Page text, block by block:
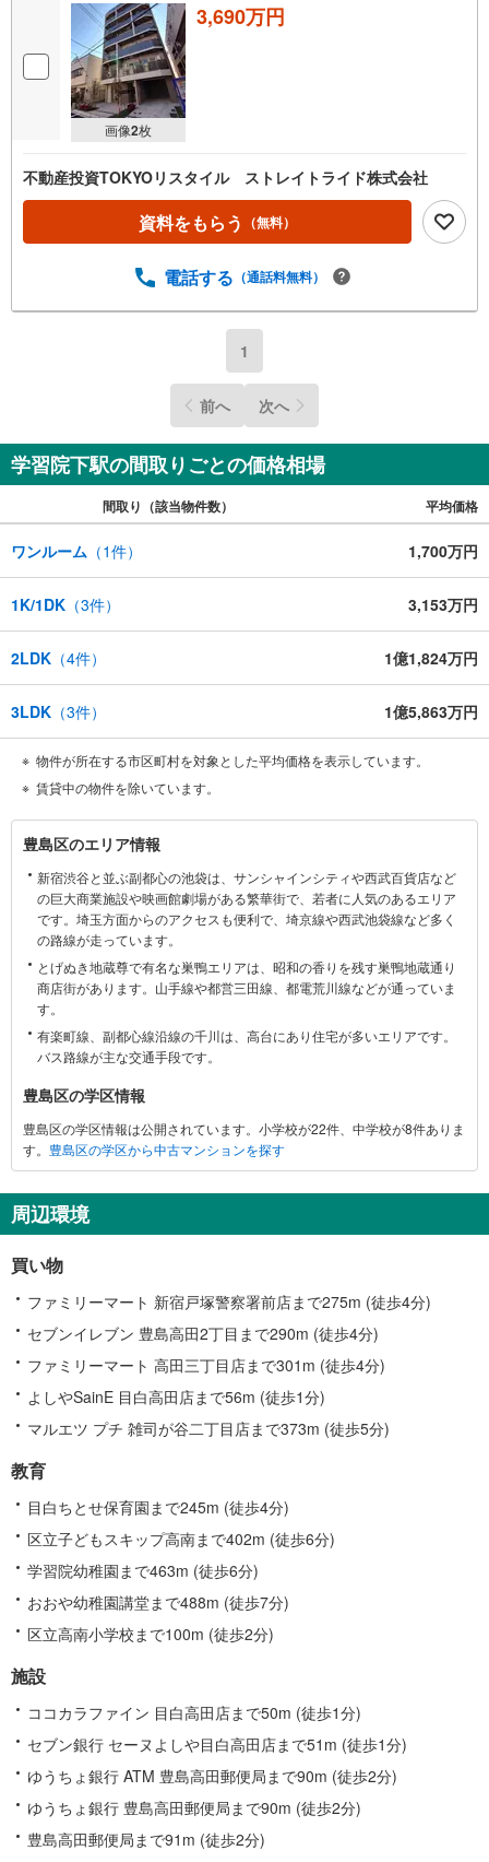
画像2枚
3,690万円
不動産投資TOKYOリスタイル ストレイトライド株式会社
資料をもらう （無料）
電話する （通話料無料）
1
前へ 次へ
学習院下駅の間取りごとの価格相場
間取り（該当物件数） 平均価格
ワンルーム （1件） 1,700万円
1K/1DK （3件） 3,153万円
2LDK （4件） 1億1,824万円
3LDK （3件） 1億5,863万円
物件が所在する市区町村を対象とした平均価格を表示しています。
賃貸中の物件を除いています。
豊
島
区
に
情
豊島区のエリア情報
新宿渋谷と並ぶ副都心の池袋は、サンシャインシティや西武百貨店など
の巨大商業施設や映画館劇場がある繁華街で、若者に人気のあるエリア
です。埼玉方面からのアクセスも便利で、埼京線や西武池袋線など多く
の路線が走っています。
とげぬき地蔵尊で有名な巣鴨エリアは、昭和の香りを残す巣鴨地蔵通り
商店街があります。山手線や都営三田線、都電荒川線などが通っていま
す。
有楽町線、副都心線沿線の千川は、高台にあり住宅が多いエリアです。
バス路線が主な交通手段です。
豊島区の学区情報
豊島区の学区情報は公開されています。小学校が22件、中学校が8件ありま
す。 豊島区の学区から中古マンションを探す
周辺環境
買い物
ファミリーマート 新宿戸塚警察署前店まで275m (徒歩4分)
セブンイレブン 豊島高田2丁目まで290m (徒歩4分)
ファミリーマート 高田三丁目店まで301m (徒歩4分)
よしやSainE 目白高田店まで56m (徒歩1分)
マルエツ プチ 雑司が谷二丁目店まで373m (徒歩5分)
教育
目白ちとせ保育園まで245m (徒歩4分)
区立子どもスキップ高南まで402m (徒歩6分)
学習院幼稚園まで463m (徒歩6分)
おおや幼稚園講堂まで488m (徒歩7分)
区立高南小学校まで100m (徒歩2分)
施設
ココカラファイン 目白高田店まで50m (徒歩1分)
セブン銀行 セーヌよしや目白高田店まで51m (徒歩1分)
ゆうちょ銀行 ATM 豊島高田郵便局まで90m (徒歩2分)
ゆうちょ銀行 豊島高田郵便局まで90m (徒歩2分)
豊島高田郵便局まで91m (徒歩2分)